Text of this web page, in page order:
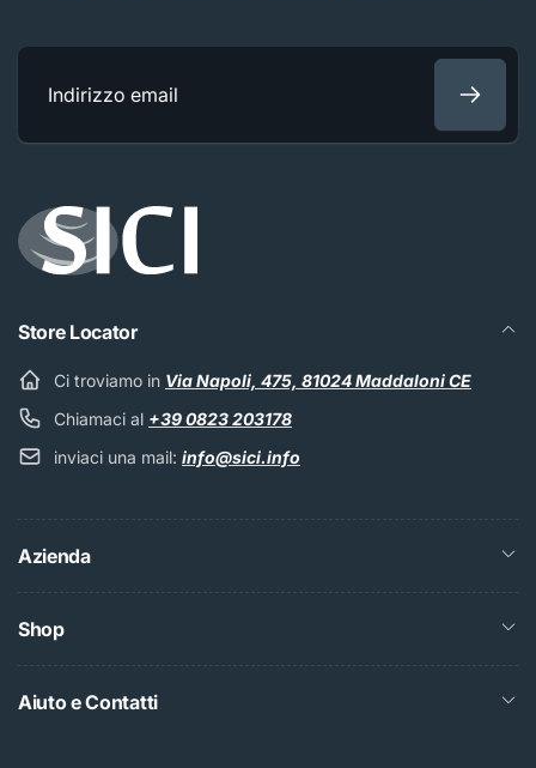
Indirizzo
Store Locator
Ci troviamo in Via Napoli, 475, 81024 Maddaloni CE
Chiamaci al +39 0823 203178
inviaci una mail: info@sici.info
Azienda
Shop
Aiuto e Contatti